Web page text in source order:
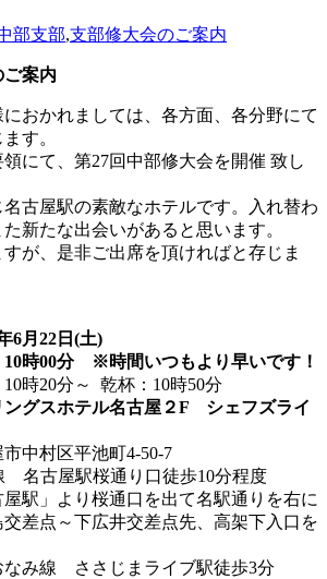
部支部,支部修大会のご案内
ご案内
おかれましては、各方面、各分野にて
す。
にて、第27回中部修大会を開催 致し
古屋駅の素敵なホテルです。入れ替わ
新たな出会いがあると思います。
が、是非ご出席を頂ければと存じま
6月22日(土)
10時00分 ※時間いつもより早いです！
～ 乾杯：10時50分
ングスホテル名古屋２F シェフズライ
平池町4-50-7
名古屋駅桜通り口徒歩10分程度
り桜通口を出て名駅通りを右に
広井交差点先、高架下入口を
さじまライブ駅徒歩3分